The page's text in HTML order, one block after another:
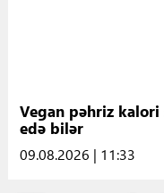
Vegan pəhriz kalori
edə bilər
09.08.2026 | 11:33